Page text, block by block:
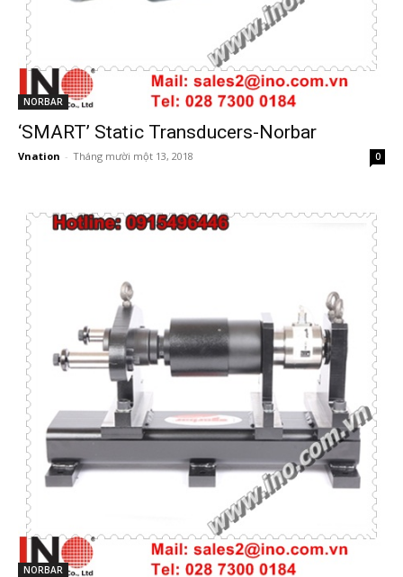
NORBAR
‘SMART’ Static Transducers-Norbar
Vnation - Tháng mười một 13, 2018 0
NORBAR